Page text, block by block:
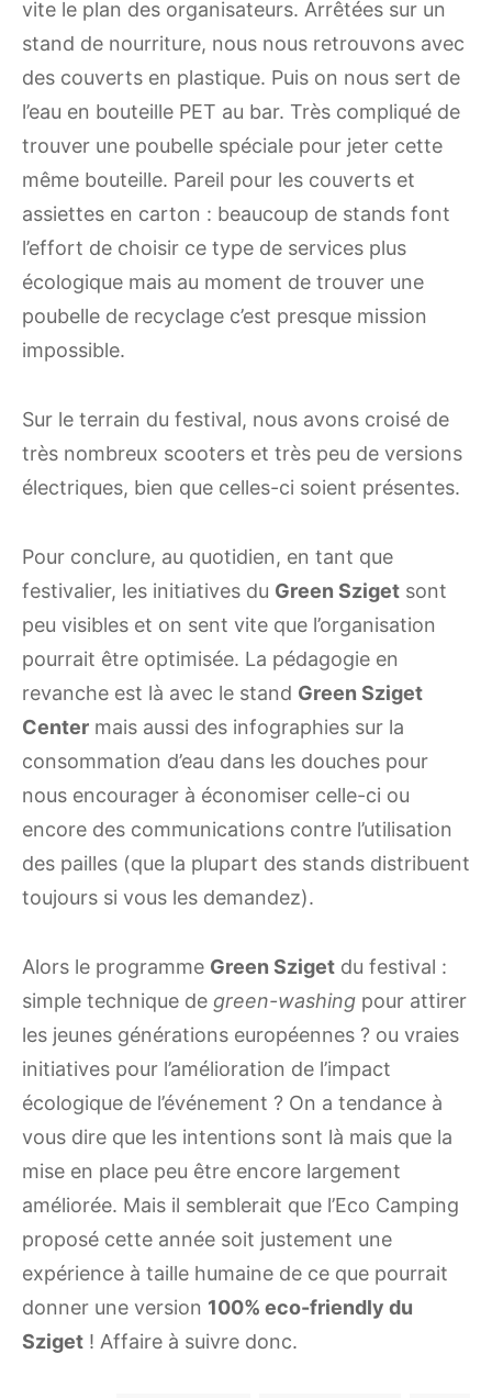
vite le plan des organisateurs. Arrêtées sur un
stand de nourriture, nous nous retrouvons avec
des couverts en plastique. Puis on nous sert de
l’eau en bouteille PET au bar. Très compliqué de
trouver une poubelle spéciale pour jeter cette
même bouteille. Pareil pour les couverts et
assiettes en carton : beaucoup de stands font
l’effort de choisir ce type de services plus
écologique mais au moment de trouver une
poubelle de recyclage c’est presque mission
impossible.
Sur le terrain du festival, nous avons croisé de
très nombreux scooters et très peu de versions
électriques, bien que celles-ci soient présentes.
Pour conclure, au quotidien, en tant que
festivalier, les initiatives du Green Sziget sont
peu visibles et on sent vite que l’organisation
pourrait être optimisée. La pédagogie en
revanche est là avec le stand Green Sziget
Center mais aussi des infographies sur la
consommation d’eau dans les douches pour
nous encourager à économiser celle-ci ou
encore des communications contre l’utilisation
des pailles (que la plupart des stands distribuent
toujours si vous les demandez).
Alors le programme Green Sziget du festival :
simple technique de green-washing pour attirer
les jeunes générations européennes ? ou vraies
initiatives pour l’amélioration de l’impact
écologique de l’événement ? On a tendance à
vous dire que les intentions sont là mais que la
mise en place peu être encore largement
améliorée. Mais il semblerait que l’Eco Camping
proposé cette année soit justement une
expérience à taille humaine de ce que pourrait
donner une version 100% eco-friendly du
Sziget ! Affaire à suivre donc.